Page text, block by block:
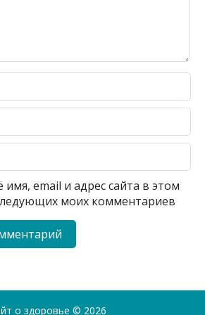
email и адрес сайта в этом
моих комментариев
о здоровье © 2026